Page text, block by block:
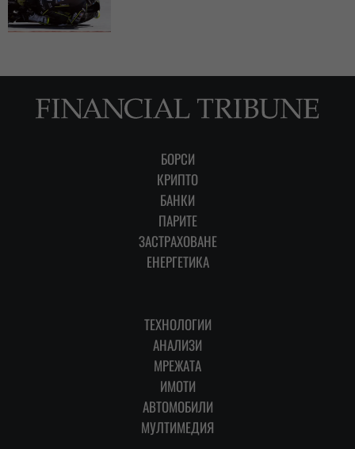
БОРСИ
КРИПТО
БАНКИ
ПАРИТЕ
ЗАСТРАХОВАНЕ
ЕНЕРГЕТИКА
ТЕХНОЛОГИИ
АНАЛИЗИ
МРЕЖАТА
ИМОТИ
АВТОМОБИЛИ
МУЛТИМЕДИЯ